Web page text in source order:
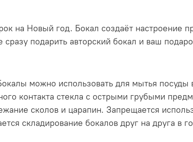
на Новый год. Бокал создаёт настроение
подарить авторский бокал и ваш
можно использовать для мытья
контакта стекла с острыми грубыми
сколов и царапин. Запрещается
складирование бокалов друг на друга в